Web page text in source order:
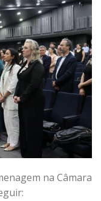
na Câmara